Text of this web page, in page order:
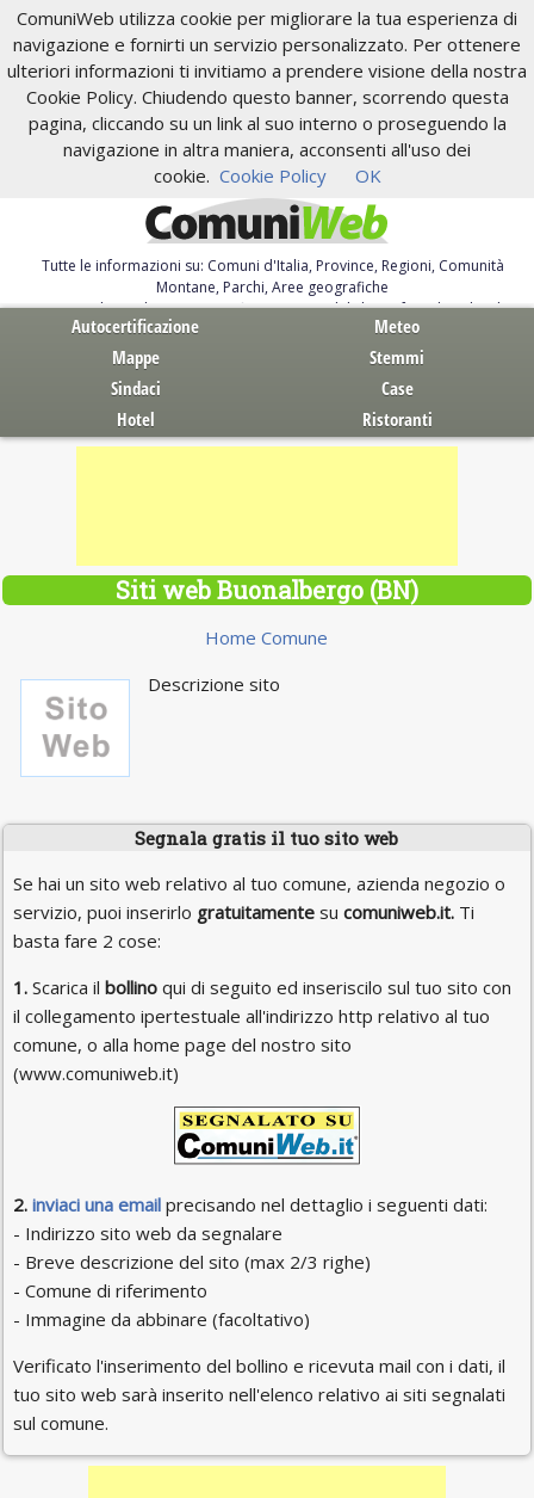
ComuniWeb utilizza cookie per migliorare la tua esperienza di
navigazione e fornirti un servizio personalizzato. Per ottenere
ulteriori informazioni ti invitiamo a prendere visione della nostra
Cookie Policy. Chiudendo questo banner, scorrendo questa
pagina, cliccando su un link al suo interno o proseguendo la
navigazione in altra maniera, acconsenti all'uso dei
cookie. Cookie Policy OK
Tutte le informazioni su: Comuni d'Italia, Province, Regioni, Comunità
Montane, Parchi, Aree geografiche
Servizi al Cittadino. Autocertificazione, moduli, leggi, free download
Autocertificazione
Meteo
Mappe
Stemmi
Sindaci
Case
Hotel
Ristoranti
Siti web Buonalbergo (BN)
Home Comune
Descrizione sito
Segnala gratis il tuo sito web
Se hai un sito web relativo al tuo comune, azienda negozio o
servizio, puoi inserirlo gratuitamentesu comuniweb.it.Ti
basta fare 2 cose:
1.Scarica il bollinoqui di seguito ed inseriscilo sul tuo sito con
il collegamento ipertestuale all'indirizzo http relativo al tuo
comune, o alla home page del nostro sito
(www.comuniweb.it)
2. inviaci una emailprecisando nel dettaglio i seguenti dati:
- Indirizzo sito web da segnalare
- Breve descrizione del sito (max 2/3 righe)
- Comune di riferimento
- Immagine da abbinare (facoltativo)
Verificato l'inserimento del bollino e ricevuta mail con i dati, il
tuo sito web sarà inserito nell'elenco relativo ai siti segnalati
sul comune.